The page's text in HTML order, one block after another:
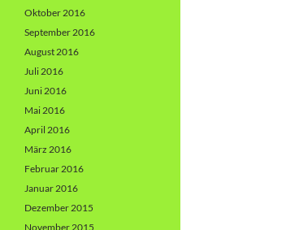
Oktober 2016
September 2016
August 2016
Juli 2016
Juni 2016
Mai 2016
April 2016
März 2016
Februar 2016
Januar 2016
Dezember 2015
November 2015